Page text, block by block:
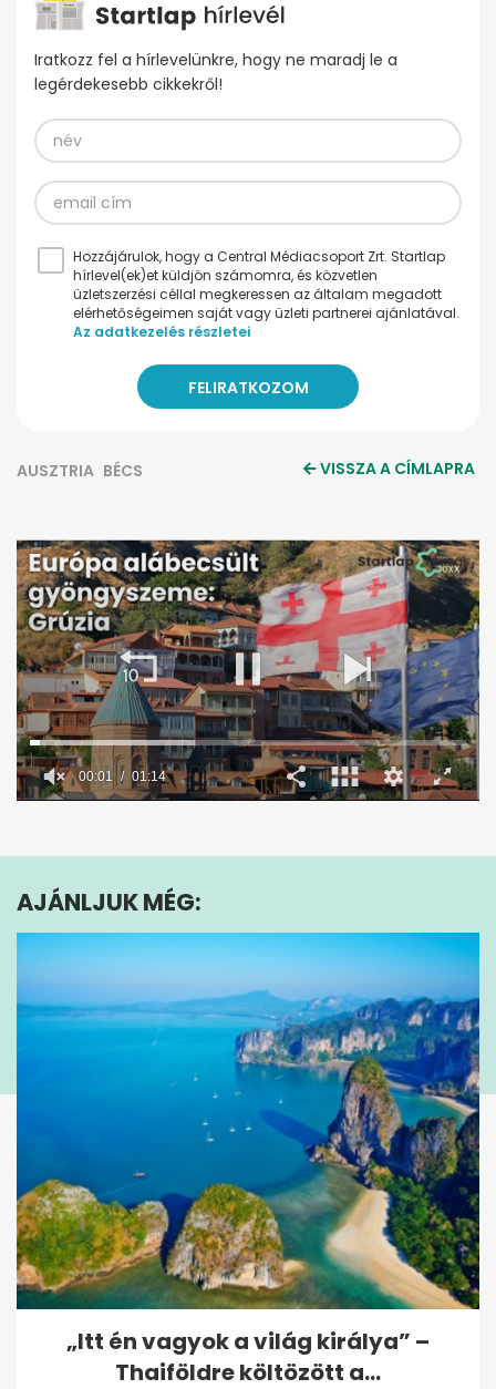
Iratkozz fel a hírlevelünkre, hogy ne maradj le a
legérdekesebb cikkekről!
Hozzájárulok, hogy a Central Médiacsoport Zrt. Startlap
hírlevel(ek)et küldjön számomra, és közvetlen
üzletszerzési céllal megkeressen az általam megadott
elérhetőségeimen saját vagy üzleti partnerei ajánlatával.
Az adatkezelés részletei
AUSZTRIA BÉCS VISSZA A CÍMLAPRA
1
14
seconds
00:02 01:14
AJÁNLJUK MÉG:
„Itt én vagyok a világ királya” –
Thaiföldre költözött a...